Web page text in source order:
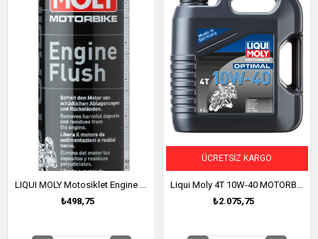
LIQUI MOLY Motosiklet Engine Flush - Motor İçi Temizleyici 250ml (1657)
₺498,75
Liqui Moly 4T 10W-40 MOTORBİKE OPTİMAL / MİNERAL MOTOR YAĞI (4 LT) (21863)
₺2.075,75
ÜCRETSIZ KARGO